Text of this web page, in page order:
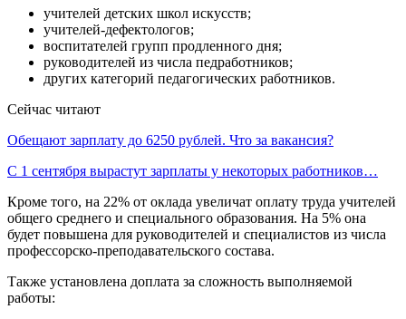
учителей детских школ искусств;
учителей-дефектологов;
воспитателей групп продленного дня;
руководителей из числа педработников;
других категорий педагогических работников.
Сейчас читают
Обещают зарплату до 6250 рублей. Что за вакансия?
С 1 сентября вырастут зарплаты у некоторых работников…
Кроме того, на 22% от оклада увеличат оплату труда учителей
общего среднего и специального образования. На 5% она
будет повышена для руководителей и специалистов из числа
профессорско-преподавательского состава.
Также установлена доплата за сложность выполняемой
работы: